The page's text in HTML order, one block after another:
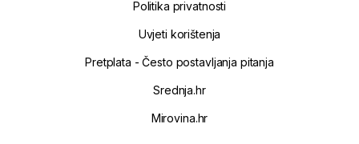
Politika privatnosti
Uvjeti korištenja
Pretplata - Često postavljanja pitanja
Srednja.hr
Mirovina.hr